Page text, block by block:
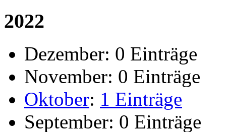
2022
Dezember: 0 Einträge
November: 0 Einträge
Oktober: 1 Einträge
September: 0 Einträge